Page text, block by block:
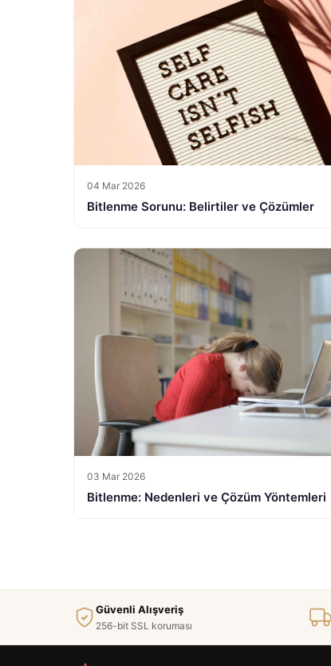
04 Mar 2026
Bitlenme Sorunu: Belirtiler ve Çözümler
03 Mar 2026
Bitlenme: Nedenleri ve Çözüm Yöntemleri
Güvenli Alışveriş
256-bit SSL koruması